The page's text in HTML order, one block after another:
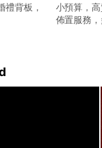
多家媒體採訪，並
牌。
重要的人生大事，
中，我們會深入了
與建議，我們的目
個重要的日子留下美
禮背板，
小預算，
佈置服務